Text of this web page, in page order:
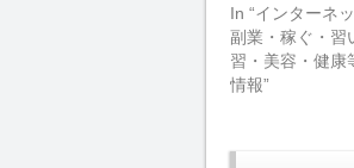
In “インターネ
副業・稼ぐ・習
習・美容・健康
情報”